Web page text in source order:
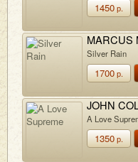
1450р.
MARCUS
Silver Rain
1700р.
JOHN
A Love
1350р.